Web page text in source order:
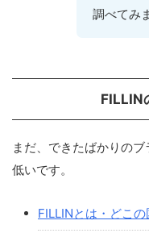
調べてみ
FILLIN
まだ、できたばかりの
低いです。
FILLINとは・どこ